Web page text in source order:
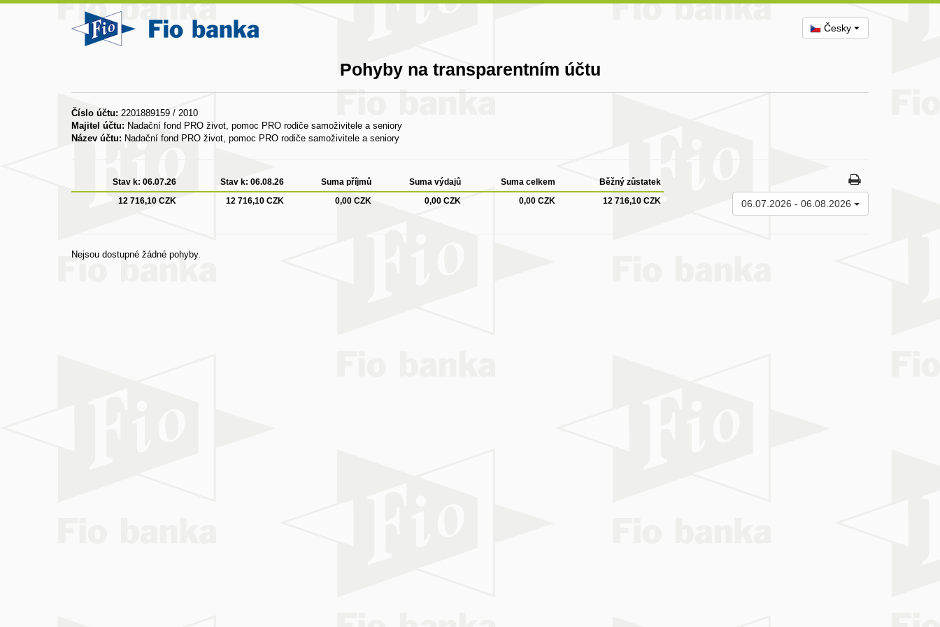
Česky
Pohyby na transparentním účtu
Číslo účtu: 2201889159 / 2010
Majitel účtu: Nadační fond PRO život, pomoc PRO rodiče samoživitele a seniory
Název účtu: Nadační fond PRO život, pomoc PRO rodiče samoživitele a seniory
Stav k: 06.07.26 Stav k: 06.08.26 Suma příjmů Suma výdajů Suma celkem
Běžný zůstatek
12 716,10 CZK
12 716,10 CZK 0,00 CZK 0,00 CZK 0,00 CZK 12 716,10 CZK 06.07.2026 - 06.08.2026
Nejsou dostupné žádné pohyby.